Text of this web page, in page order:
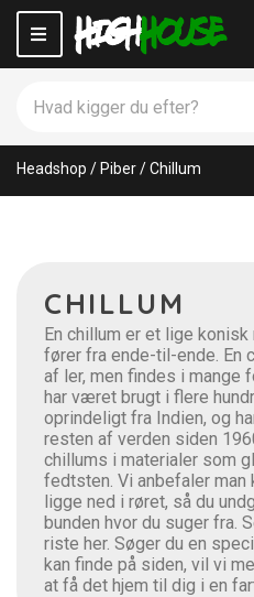
M
e
u
t
e
g
r
o
Headshop / Piber/Chillum
CHILLUM
En chillum er et lige konisk
fører fra ende-til-ende. En
af ler, men findes i mange
har været brugt i flere
oprindeligt fra Indien, og
resten af verden siden
chillums i materialer som
fedtsten. Vi anbefaler
ligge ned i røret, så du
bunden hvor du suger fra.
riste her. Søger du en
kan finde på siden, vil vi
at få det hjem til dig i en